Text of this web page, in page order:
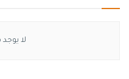
لا